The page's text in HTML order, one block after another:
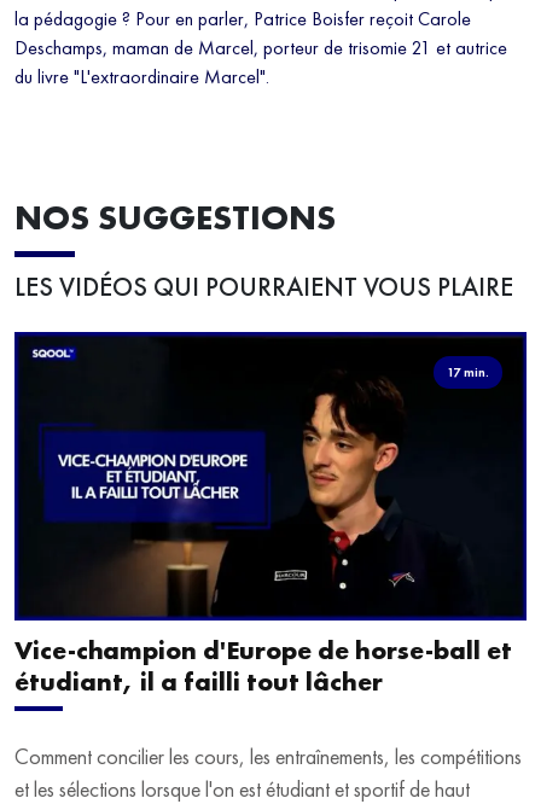
la pédagogie ? Pour en parler, Patrice Boisfer reçoit Carole
Deschamps, maman de Marcel, porteur de trisomie 21 et autrice
du livre "L'extraordinaire Marcel".
NOS SUGGESTIONS
LES VIDÉOS QUI POURRAIENT VOUS PLAIRE
17 min.
Vice-champion d'Europe de horse-ball et
étudiant, il a failli tout lâcher
Comment concilier les cours, les entraînements, les compétitions
et les sélections lorsque l'on est étudiant et sportif de haut